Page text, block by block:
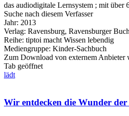
das audiodigitale Lernsystem ; mit über
Suche nach diesem Verfasser
Jahr: 2013
Verlag: Ravensburg, Ravensburger
Reihe: tiptoi macht Wissen lebendig
Mediengruppe: Kinder-Sachbuch
Zum Download von externem Anbieter
Tab geöffnet
lädt
Wir entdecken die Wunder